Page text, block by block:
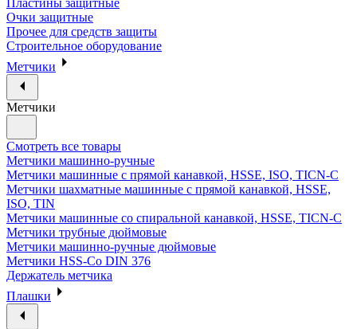
Пластины защитные
Очки защитные
Прочее для средств защиты
Строительное оборудование
Метчики
Метчики
Смотреть все товары
Метчики машинно-ручные
Метчики машинные с прямой канавкой, HSSE, ISO, TICN-C
Метчики шахматные машинные с прямой канавкой, HSSE,
ISO, TIN
Метчики машинные со спиральной канавкой, HSSE, TICN-C
Метчики трубные дюймовые
Метчики машинно-ручные дюймовые
Метчики HSS-Co DIN 376
Держатель метчика
Плашки